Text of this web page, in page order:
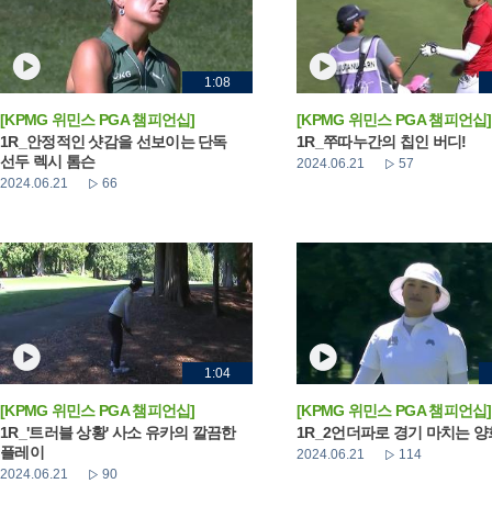
1:08
[KPMG 위민스 PGA 챔피언십]
1R_안정적인 샷감을 선보이는 단독
선두 렉시 톰슨
2024.06.21 66
[KPMG 위민스 PGA 챔피언십]
1R_쭈따누간의 칩인 버디!
2024.06.21 57
1:04
[KPMG 위민스 PGA 챔피언십]
1R_'트러블 상황' 사소 유카의 깔끔한
플레이
2024.06.21 90
[KPMG 위민스 PGA 챔피언십]
1R_2언더파로 경기 마치는 양
2024.06.21 114